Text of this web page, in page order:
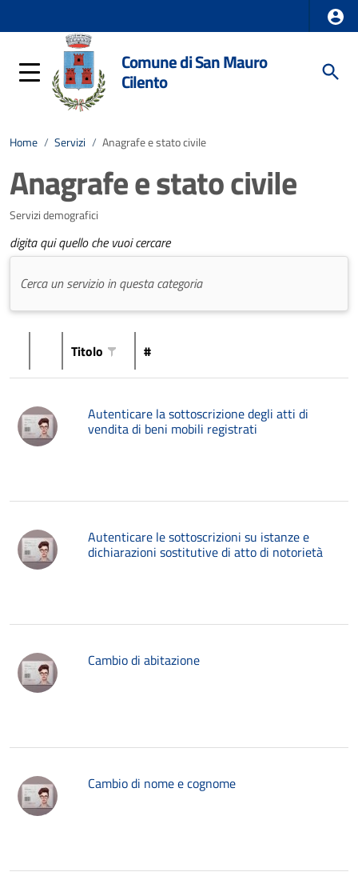
Comune di San Mauro
Cilento
Home / Servizi / Anagrafe e stato civile
Anagrafe e stato civile
Servizi demografici
digita qui quello che vuoi cercare
Titolo #
Autenticare la sottoscrizione degli atti di
vendita di beni mobili registrati
Autenticare le sottoscrizioni su istanze e
dichiarazioni sostitutive di atto di notorietà
Cambio di abitazione
Cambio di nome e cognome